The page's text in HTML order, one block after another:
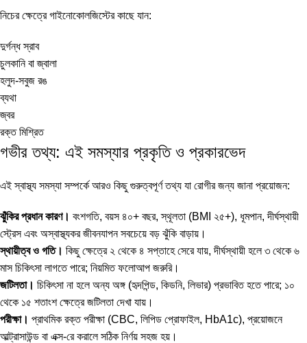
নিচের ক্ষেত্রে গাইনোকোলজিস্টের কাছে যান:
দুর্গন্ধ স্রাব
চুলকানি বা জ্বালা
হলুদ-সবুজ রঙ
ব্যথা
জ্বর
রক্ত মিশ্রিত
গভীর তথ্য: এই সমস্যার প্রকৃতি ও প্রকারভেদ
এই স্বাস্থ্য সমস্যা সম্পর্কে আরও কিছু গুরুত্বপূর্ণ তথ্য যা রোগীর জন্য জানা প্রয়োজন:
ঝুঁকির প্রধান কারণ। বংশগতি, বয়স ৪০+ বছর, স্থূলতা (BMI ২৫+), ধূমপান, দীর্ঘস্থায়ী
স্ট্রেস এবং অস্বাস্থ্যকর জীবনযাপন সবচেয়ে বড় ঝুঁকি বাড়ায়।
স্থায়ীত্ব ও গতি। কিছু ক্ষেত্রে ২ থেকে ৪ সপ্তাহে সেরে যায়, দীর্ঘস্থায়ী হলে ৩ থেকে ৬
মাস চিকিৎসা লাগতে পারে; নিয়মিত ফলোআপ জরুরি।
জটিলতা। চিকিৎসা না হলে অন্য অঙ্গ (হৃদপিন্ড, কিডনি, লিভার) প্রভাবিত হতে পারে; ১০
থেকে ১৫ শতাংশ ক্ষেত্রে জটিলতা দেখা যায়।
পরীক্ষা। প্রাথমিক রক্ত পরীক্ষা (CBC, লিপিড প্রোফাইল, HbA1c), প্রয়োজনে
আল্ট্রাসাউন্ড বা এক্স-রে করালে সঠিক নির্ণয় সহজ হয়।